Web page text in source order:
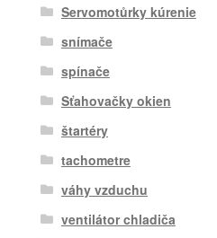
Servomotůrky kúrenie
snímače
spínače
Sťahovačky okien
štartéry
tachometre
váhy vzduchu
ventilátor chladiča